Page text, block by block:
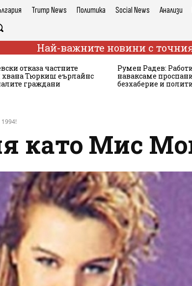
Trump News Политика Social News Анализи
Най-важните новини с
отказа частните
хвана Тюркиш еърлайнс
граждани
Румен Радев:
наваксаме
безхаберие и
като Мис